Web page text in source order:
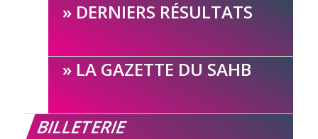
DERNIERS RÉSULTATS
LA GAZETTE DU SAHB
BILLETERIE